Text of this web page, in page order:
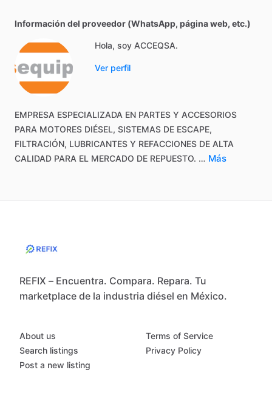
Información del proveedor (WhatsApp, página web, etc.)
Hola, soy ACCEQSA.
Ver perfil
EMPRESA ESPECIALIZADA EN PARTES Y ACCESORIOS
PARA MOTORES DIÉSEL, SISTEMAS DE ESCAPE,
FILTRACIÓN, LUBRICANTES Y REFACCIONES DE ALTA
CALIDAD PARA EL MERCADO DE REPUESTO. … Más
REFIX – Encuentra. Compara. Repara. Tu
marketplace de la industria diésel en México.
About us
Search listings
Post a new listing
Terms of Service
Privacy Policy